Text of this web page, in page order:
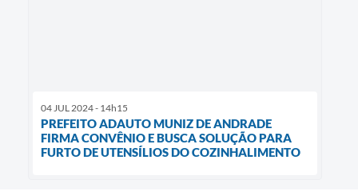
04 JUL 2024 - 14h15
PREFEITO ADAUTO MUNIZ DE ANDRADE
FIRMA CONVÊNIO E BUSCA SOLUÇÃO PARA
FURTO DE UTENSÍLIOS DO COZINHALIMENTO